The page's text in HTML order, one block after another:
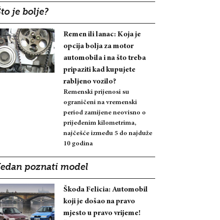
je bolje?
Remen ili lanac: Koja je
opcija bolja za motor
automobila i na što treba
pripaziti kad kupujete
rabljeno vozilo?
Remenski prijenosi su
ograničeni na vremenski
period zamijene neovisno o
prijeđenim kilometrima,
najčešće između 5 do najduže
10 godina
poznati model
Škoda Felicia: Automobil
koji je došao na pravo
mjesto u pravo vrijeme!